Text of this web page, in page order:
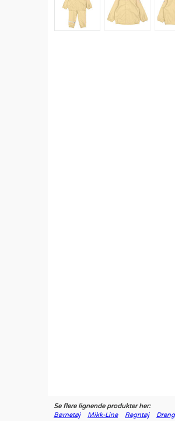
Se flere lignende produkter her:
Børnetøj
Mikk-Line Regntøj